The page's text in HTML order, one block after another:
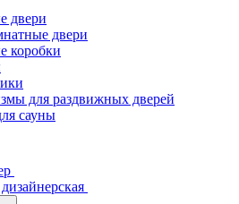
двери
двери
коробки
для раздвижных дверей
сауны